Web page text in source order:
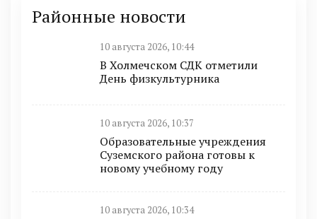
Районные новости
10 августа 2026, 10:44
В Холмечском СДК отметили
День физкультурника
10 августа 2026, 10:37
Образовательные учреждения
Суземского района готовы к
новому учебному году
10 августа 2026, 10:34